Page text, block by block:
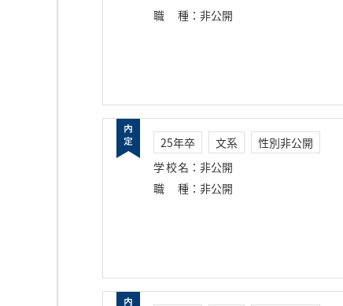
職種 ： 非公開
25年卒 文系
性別非公開
学校名 ： 非公開
職種 ： 非公開